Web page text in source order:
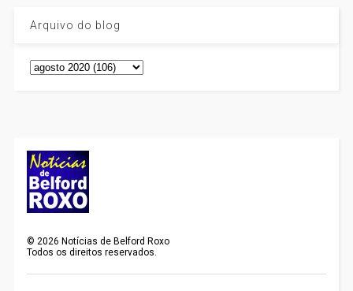
Arquivo do blog
©2026 Notícias de Belford Roxo
Todos os direitos reservados.